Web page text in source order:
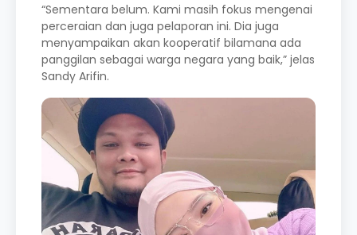
“Sementara belum. Kami masih fokus mengenai
perceraian dan juga pelaporan ini. Dia juga
menyampaikan akan kooperatif bilamana ada
panggilan sebagai warga negara yang baik,” jelas
Sandy Arifin.